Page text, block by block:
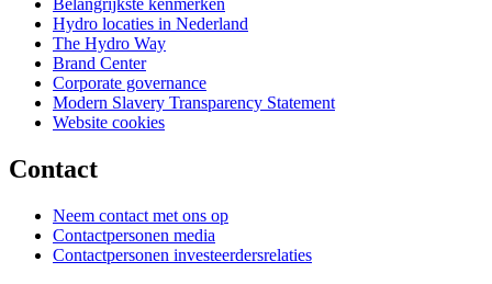
Belangrijkste kenmerken
Hydro locaties in Nederland
The Hydro Way
Brand Center
Corporate governance
Modern Slavery Transparency Statement
Website cookies
Contact
Neem contact met ons op
Contactpersonen media
Contactpersonen investeerdersrelaties